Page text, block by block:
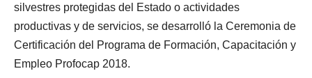
silvestres protegidas del Estado o actividades
productivas y de servicios, se desarrolló la Ceremonia de
Certificación del Programa de Formación, Capacitación y
Empleo Profocap 2018.